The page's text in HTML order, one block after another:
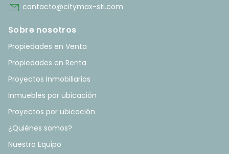
mail contacto@citymax-sti.com
Sobre nosotros
Propiedades en Venta
Propiedades en Renta
Proyectos Inmobiliarios
Inmuebles por ubicación
Proyectos por ubicación
¿Quiénes somos?
Nuestro Equipo